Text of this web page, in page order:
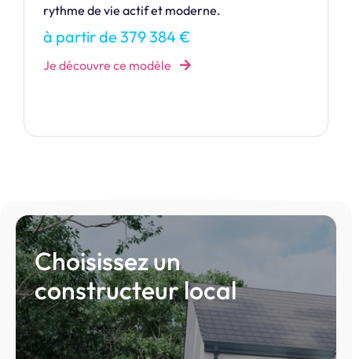
quotidien, véritable maitre mot de votre
maison Divine.
à partir de 150 004 €
Choisissez un
constructeur local